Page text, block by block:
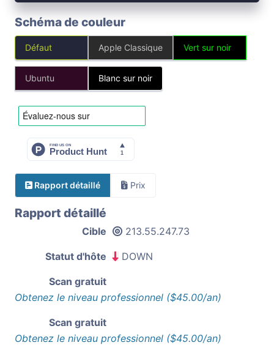
Schéma de couleur
Défaut Apple Classique Vert sur noir
Ubuntu Blanc sur noir
Rapport détaillé Prix
Rapport détaillé
Cible 213.55.247.73
Statut d'hôte DOWN
Scan gratuit
Obtenez le niveau professionnel ($45.00/an)
Scan gratuit
Obtenez le niveau professionnel ($45.00/an)